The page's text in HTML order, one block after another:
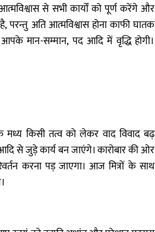
से सभी कार्यों को पूर्ण करेंगे और
परन्तु अति आत्मविश्वास होना काफी घातक
मान-सम्मान, पद आदि में वृद्धि होगी।
किसी तत्व को लेकर वाद विवाद बढ़
से जुड़े कार्य बन जाएंगे। कारोबार की ओर
करना पड़ जाएगा। आज मित्रों के साथ